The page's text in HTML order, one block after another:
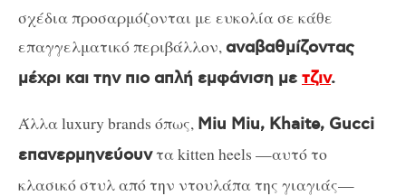
σχέδια προσαρμόζονται με ευκολία σε κάθε
επαγγελματικό περιβάλλον, αναβαθμίζοντας
μέχρι και την πιο απλή εμφάνιση με τζιν.
Άλλα luxury brands όπως, Miu Miu, Khaite, Gucci
επανερμηνεύουντα kitten heels —αυτό το
κλασικό στυλ από την ντουλάπα της γιαγιάς—